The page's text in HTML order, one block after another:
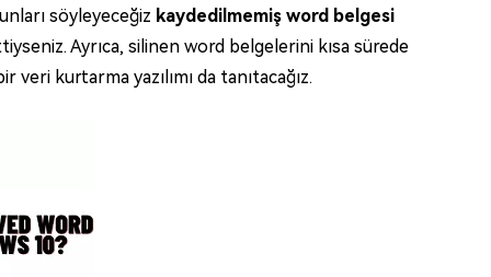
söyleyeceğiz kaydedilmemiş word belgesi
Ayrıca, silinen word belgelerini kısa sürede
kurtarma yazılımı da tanıtacağız.